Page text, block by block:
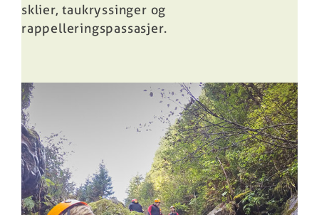
sklier, taukryssinger og
rappelleringspassasjer.